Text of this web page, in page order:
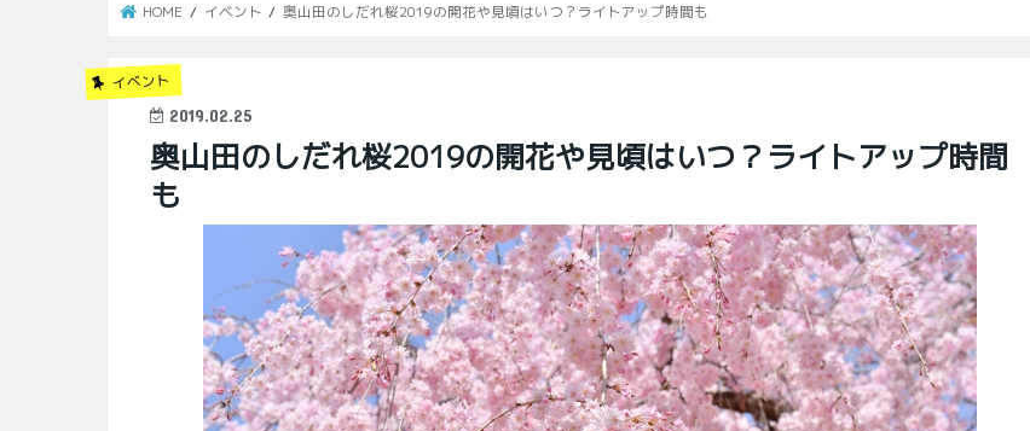
HOME イベント 奥山田のしだれ桜2019の開花や見頃はいつ？ライトアップ時間も
イベント
2019.02.25
奥山田のしだれ桜2019の開花や見頃はいつ？ライトアップ時間
も